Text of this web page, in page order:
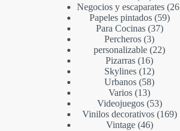
Negocios y escaparates 26
Papeles pintados 59
Para Cocinas 37
Percheros 3
personalizable 22
Pizarras 16
Skylines 12
Urbanos 58
Varios 13
Videojuegos 53
Vinilos decorativos 169
Vintage 46